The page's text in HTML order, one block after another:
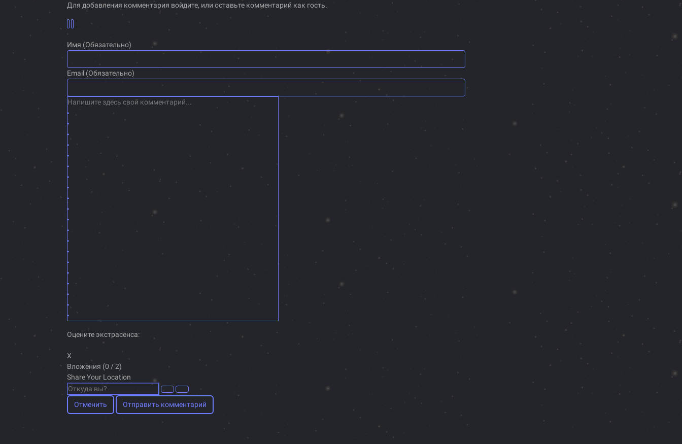
Для добавления комментария войдите, или оставьте комментарий как гость.
Имя (Обязательно)
Email (Обязательно)
Оцените экстрасенса:
X
Вложения (0 / 2)
Share Your Location
Отменить Отправить комментарий